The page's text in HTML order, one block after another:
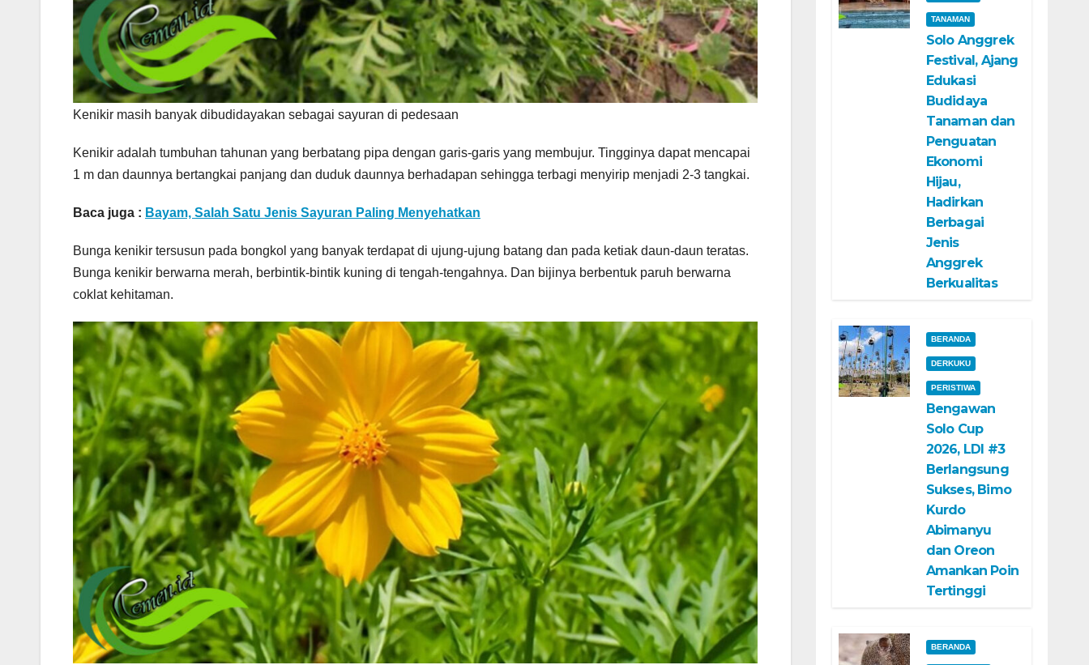
Kenikir masih banyak dibudidayakan sebagai sayuran di pedesaan
Kenikir adalah tumbuhan tahunan yang berbatang pipa dengan garis-garis yang membujur. Tingginya dapat mencapai
1 m dan daunnya bertangkai panjang dan duduk daunnya berhadapan sehingga terbagi menyirip menjadi 2-3 tangkai.
Baca juga : Bayam, Salah Satu Jenis Sayuran Paling Menyehatkan
Bunga kenikir tersusun pada bongkol yang banyak terdapat di ujung-ujung batang dan pada ketiak daun-daun teratas.
Bunga kenikir berwarna merah, berbintik-bintik kuning di tengah-tengahnya. Dan bijinya berbentuk paruh berwarna
coklat kehitaman.
TANAMAN
Solo Anggrek
Festival, Ajang
Edukasi
Budidaya
Tanaman dan
Penguatan
Ekonomi
Hijau,
Hadirkan
Berbagai
Jenis
Anggrek
Berkualitas
BERANDA
DERKUKU
PERISTIWA
Bengawan
Solo Cup
2026, LDI #3
Berlangsung
Sukses, Bimo
Kurdo
Abimanyu
dan Oreon
Amankan Poin
Tertinggi
BERANDA